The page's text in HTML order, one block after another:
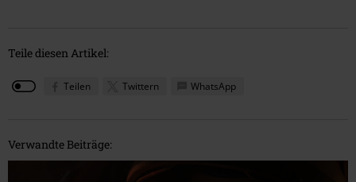
Teile diesen Artikel:
Teilen Twittern WhatsApp
Verwandte Beiträge: